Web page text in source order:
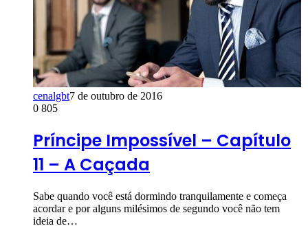
cenalgbt7 de outubro de 2016
0 805
Príncipe Impossível – Capítulo
11 – A Caçada
Sabe quando você está dormindo tranquilamente e começa
acordar e por alguns milésimos de segundo você não tem
ideia de…